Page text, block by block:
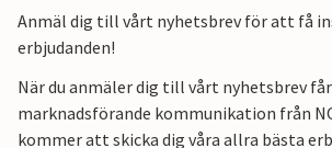
Anmäl dig till vårt nyhetsbrev för att få
erbjudanden!
När du anmäler dig till vårt nyhetsbrev
marknadsförande kommunikation från
kommer att skicka dig våra allra bästa